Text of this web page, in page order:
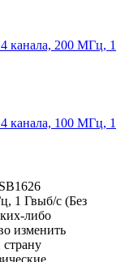
канала, 200 МГц, 1
канала, 100 МГц, 1
1 Гвыб/с (Без
либо
изменить